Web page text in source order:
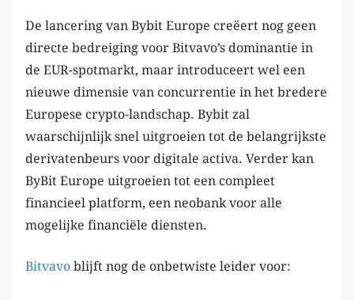
De lancering van Bybit Europe creëert nog geen
directe bedreiging voor Bitvavo’s dominantie in
de EUR-spotmarkt, maar introduceert wel een
nieuwe dimensie van concurrentie in het bredere
Europese crypto-landschap. Bybit zal
waarschijnlijk snel uitgroeien tot de belangrijkste
derivatenbeurs voor digitale activa. Verder kan
ByBit Europe uitgroeien tot een compleet
financieel platform, een neobank voor alle
mogelijke financiële diensten.
Bitvavo blijft nog de onbetwiste leider voor: